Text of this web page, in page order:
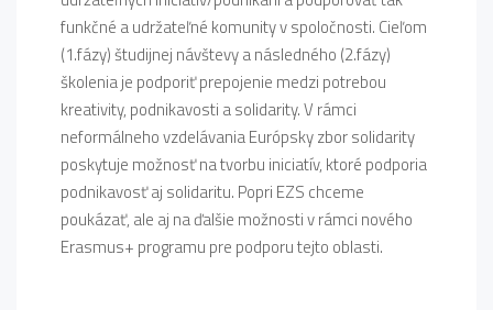
funkčné a udržateľné komunity v spoločnosti. Cieľom
(1.fázy) študijnej návštevy a následného (2.fázy)
školenia je podporiť prepojenie medzi potrebou
kreativity, podnikavosti a solidarity. V rámci
neformálneho vzdelávania Európsky zbor solidarity
poskytuje možnosť na tvorbu iniciatív, ktoré podporia
podnikavosť aj solidaritu. Popri EZS chceme
poukázať, ale aj na ďalšie možnosti v rámci nového
Erasmus+ programu pre podporu tejto oblasti.